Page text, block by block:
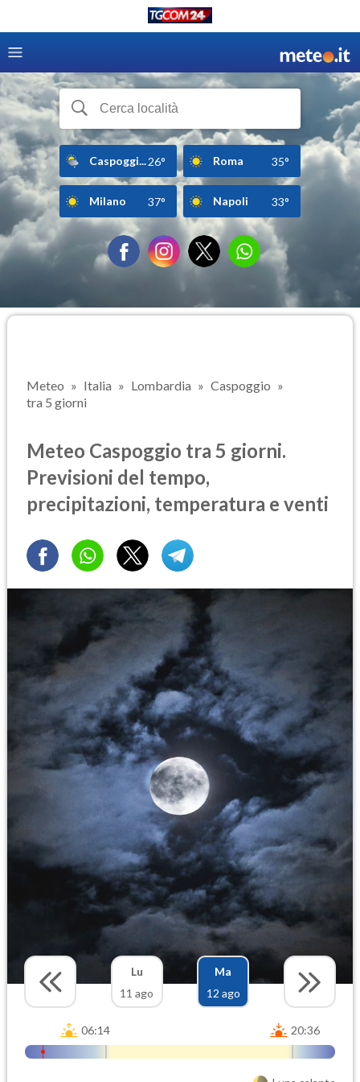
Caspoggi...26° Roma 35°
Milano 37° Napoli 33°
Meteo Italia Lombardia
Caspoggio
tra 5 giorni
Meteo Caspoggio tra 5 giorni.
Previsioni del tempo,
precipitazioni, temperatura e venti
Lu
11 ago
Ma
12 ago
06:14 20:36